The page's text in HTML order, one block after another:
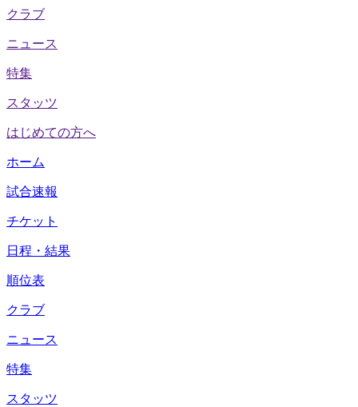
クラブ
ニュース
特集
スタッツ
はじめての方へ
ホーム
試合速報
チケット
日程・結果
順位表
クラブ
ニュース
特集
スタッツ